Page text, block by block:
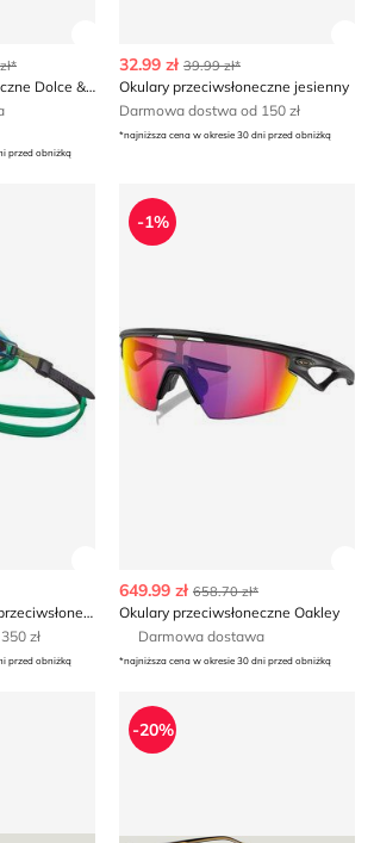
Okulary przeciwsłoneczne Dolce & Gabbana
przed obniżką
32.99 zł 39.99 zł*
Okulary przeciwsłoneczne jesienny
Darmowa dostwa od 150 zł
*najniższa cena w okresie 30 dni przed obniżką
przeciwsłoneczne
Nike Swim - Okulary przeciwsłoneczne
zł
przed obniżką
Okulary przeciwsłoneczne
-1%
649.99 zł 658.70 zł*
Okulary przeciwsłoneczne Oakley
Darmowa dostawa
*najniższa cena w okresie 30 dni przed obniżką
CarreraOkulary przeciwsłoneczne
-20%